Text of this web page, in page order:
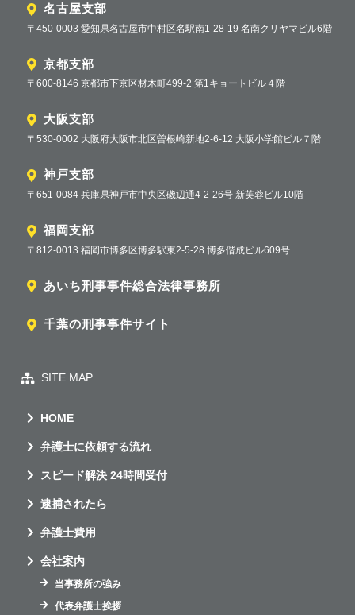
名古屋支部
〒450-0003 愛知県名古屋市中村区名駅南1-28-19 名南クリヤマビル6階
京都支部
〒600-8146 京都市下京区材木町499-2 第1キョートビル４階
大阪支部
〒530-0002 大阪府大阪市北区曽根崎新地2-6-12 大阪小学館ビル７階
神戸支部
〒651-0084 兵庫県神戸市中央区磯辺通4-2-26号 新芙蓉ビル10階
福岡支部
〒812-0013 福岡市博多区博多駅東2-5-28 博多偕成ビル609号
あいち刑事事件総合法律事務所
千葉の刑事事件サイト
SITE MAP
HOME
弁護士に依頼する流れ
スピード解決 24時間受付
逮捕されたら
弁護士費用
会社案内
当事務所の強み
代表弁護士挨拶